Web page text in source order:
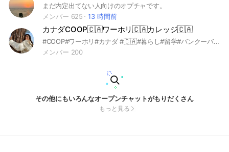
まだ内定出てない人向けのオプチャです。
メンバー 625
13 時間前
カナダCOOP🇨🇦ワーホリ🇨🇦カレッジ🇨🇦
#COOP#ワーホリ#カナダ #🇨🇦#暮らし#留学#バンクーバー#トロント
メンバー 200
その他にもいろんなオープンチャットがもりだくさん
もっと見る